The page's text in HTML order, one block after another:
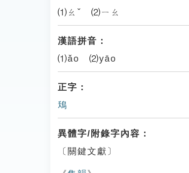
⑴ㄠˇ ⑵ㄧㄠ
漢語拼音：
⑴ǎo ⑵yāo
正字：
鴁
異體字/附錄字內容：
〔關鍵文獻〕